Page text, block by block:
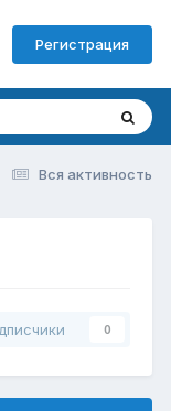
Регистрация
Вся активность
0